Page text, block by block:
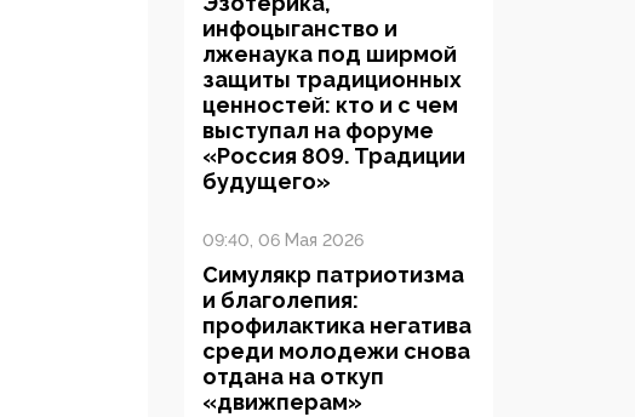
инфоцыганство и
лженаука под ширмой
защиты традиционных
ценностей: кто и с чем
выступал на форуме
«Россия 809. Традиции
будущего»
09:40, 06 Мая 2026
Симулякр патриотизма
и благолепия:
профилактика негатива
среди молодежи снова
отдана на откуп
«движперам»